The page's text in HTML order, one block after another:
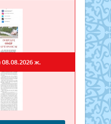
08.08.2026 ж.